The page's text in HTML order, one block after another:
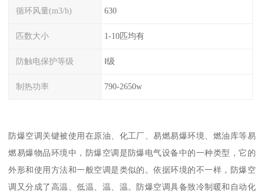
循环风量(m3/h) 630
匹数大小 1-10匹均有
防触电保护等级 Ⅰ级
制热功率 790-2650w
防爆空调关键被使用在原油、化工厂、易燃易爆环境、燃油库等易
燃易爆物品环境中，防爆空调是防爆电气设备中的一种类型，它的
外形和使用方法和一般空调是类似的。依据环境的不一样，防爆空
调又分成了高温、低温、温、温。防爆空调具备致冷制暖和自动化